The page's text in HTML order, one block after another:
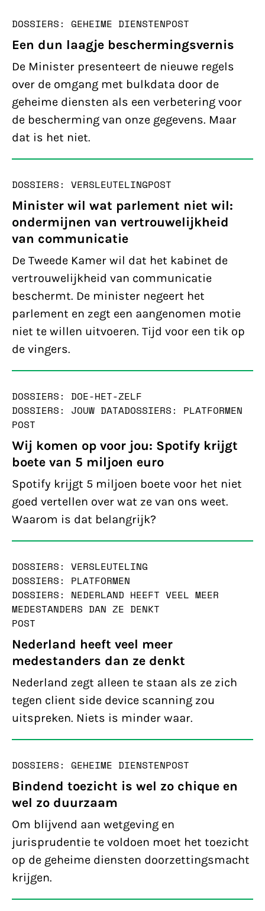
DOSSIERS: GEHEIME DIENSTENPOST
Een dun laagje beschermingsvernis
De Minister presenteert de nieuwe regels
over de omgang met bulkdata door de
geheime diensten als een verbetering voor
de bescherming van onze gegevens. Maar
dat is het niet.
DOSSIERS: VERSLEUTELINGPOST
Minister wil wat parlement niet wil:
ondermijnen van vertrouwelijkheid
van communicatie
De Tweede Kamer wil dat het kabinet de
vertrouwelijkheid van communicatie
beschermt. De minister negeert het
parlement en zegt een aangenomen motie
niet te willen uitvoeren. Tijd voor een tik op
de vingers.
DOSSIERS: DOE-HET-ZELF
DOSSIERS: JOUW DATADOSSIERS: PLATFORMEN
POST
Wij komen op voor jou: Spotify krijgt
boete van 5 miljoen euro
Spotify krijgt 5 miljoen boete voor het niet
goed vertellen over wat ze van ons weet.
Waarom is dat belangrijk?
DOSSIERS: VERSLEUTELING
DOSSIERS: PLATFORMEN
DOSSIERS: NEDERLAND HEEFT VEEL MEER
MEDESTANDERS DAN ZE DENKT
POST
Nederland heeft veel meer
medestanders dan ze denkt
Nederland zegt alleen te staan als ze zich
tegen client side device scanning zou
uitspreken. Niets is minder waar.
DOSSIERS: GEHEIME DIENSTENPOST
Bindend toezicht is wel zo chique en
wel zo duurzaam
Om blijvend aan wetgeving en
jurisprudentie te voldoen moet het toezicht
op de geheime diensten doorzettingsmacht
krijgen.